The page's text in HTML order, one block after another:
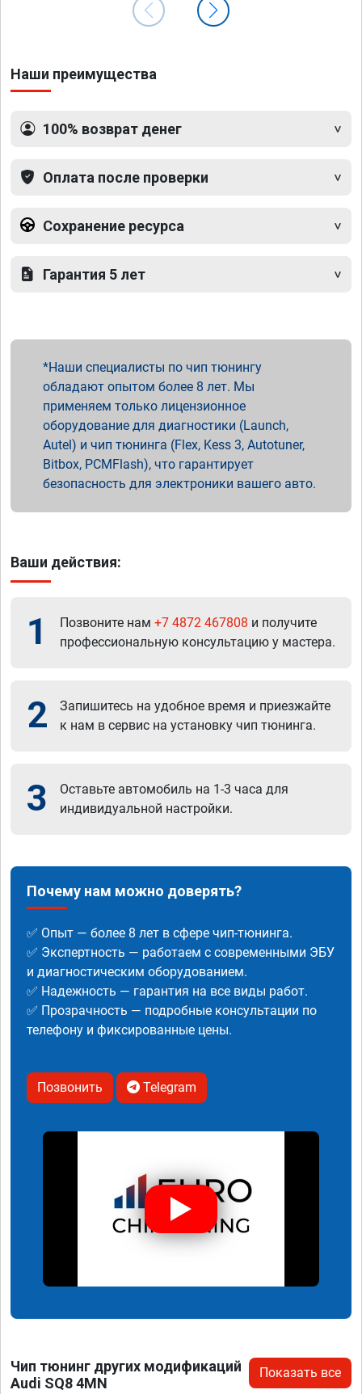
Наши преимущества
100% возврат денег
Оплата после проверки
Сохранение ресурса
Гарантия 5 лет
Наши специалисты по чип тюнингу
обладают опытом более 8 лет. Мы
применяем только лицензионное
оборудование для диагностики (Launch,
Autel) и чип тюнинга (Flex, Kess 3, Autotuner,
Bitbox, PCMFlash), что гарантирует
безопасность для электроники вашего авто.
Ваши действия:
1 Позвоните нам +7 4872 467808 и получите
профессиональную консультацию у мастера.
2
Запишитесь на удобное время и приезжайте
к нам в сервис на установку чип тюнинга.
3
Оставьте автомобиль на 1-3 часа для
индивидуальной настройки.
Почему нам можно доверять?
✅ Опыт — более 8 лет в сфере чип-тюнинга.
✅ Экспертность — работаем с современными ЭБУ
и диагностическим оборудованием.
✅ Надежность — гарантия на все виды работ.
✅ Прозрачность — подробные консультации по
телефону и фиксированные цены.
Позвонить Telegram
Чип тюнинг других модификаций
Audi SQ8 4MN
Показать все